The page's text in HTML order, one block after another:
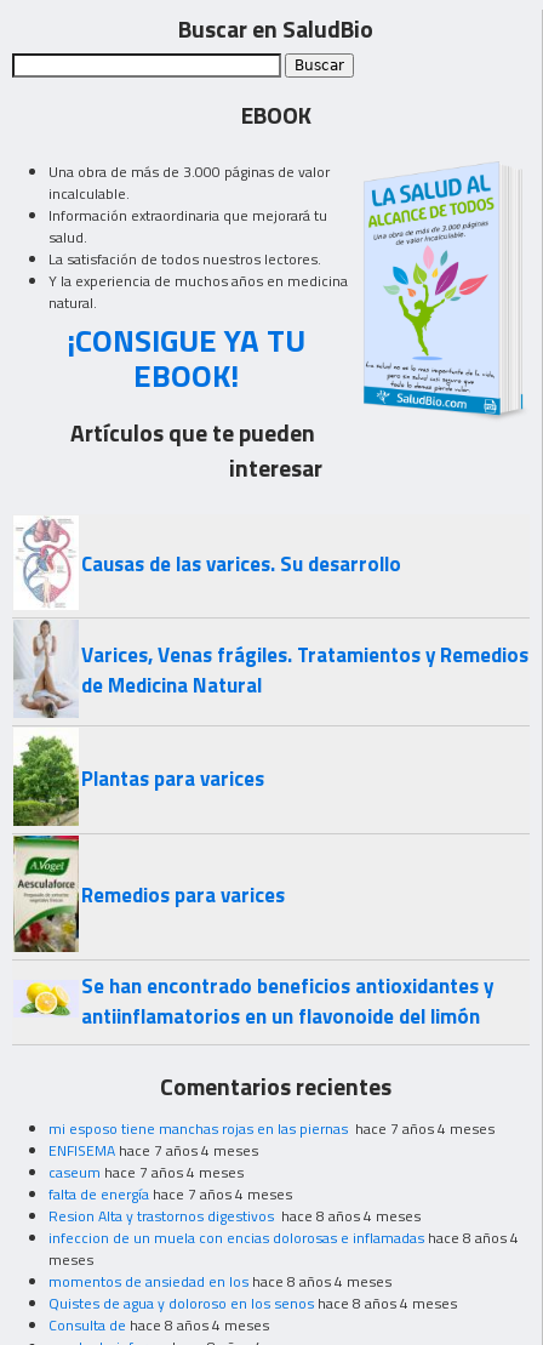
Buscar en SaludBio
EBOOK
Una obra de más de 3.000 páginas de valor
incalculable.
Información extraordinaria que mejorará tu
salud.
La satisfación de todos nuestros lectores.
Y la experiencia de muchos años en medicina
natural.
¡CONSIGUE YA TU
EBOOK!
Artículos que te pueden
interesar
Causas de las varices. Su desarrollo
Varices, Venas frágiles. Tratamientos y Remedios
de Medicina Natural
Plantas para varices
Remedios para varices
Se han encontrado beneficios antioxidantes y
antiinflamatorios en un flavonoide del limón
Comentarios recientes
mi esposo tiene manchas rojas en las piernas hace 7 años 4 meses
ENFISEMA hace 7 años 4 meses
caseum hace 7 años 4 meses
falta de energía hace 7 años 4 meses
Resion Alta y trastornos digestivos hace 8 años 4 meses
infeccion de un muela con encias dolorosas e inflamadas hace 8 años 4
meses
momentos de ansiedad en los hace 8 años 4 meses
Quistes de agua y doloroso en los senos hace 8 años 4 meses
Consulta de hace 8 años 4 meses